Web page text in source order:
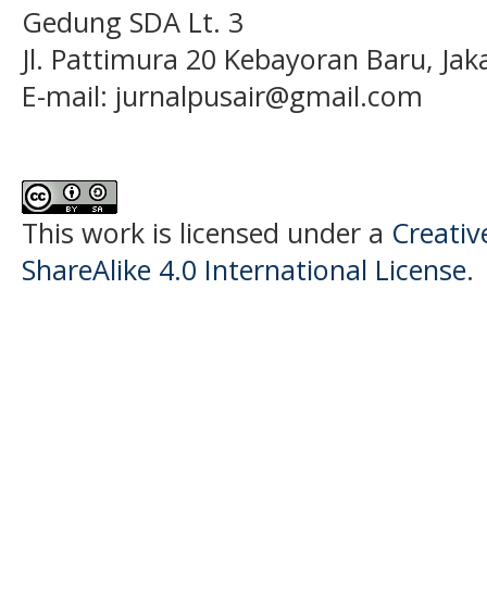
Gedung SDA Lt. 3
Jl. Pattimura 20 Kebayoran Baru,
E-mail: jurnalpusair@gmail.com
This work is licensed under a
ShareAlike 4.0 International License.